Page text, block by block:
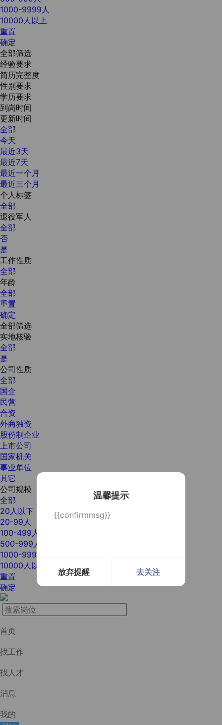
温馨提示
{{confirmmsg}}
放弃提醒 去关注
1000-9999人
10000人以上
重置
确定
全部筛选
经验要求
简历完整度
性别要求
学历要求
到岗时间
更新时间
全部
今天
最近3天
最近7天
最近一个月
最近三个月
个人标签
全部
退役军人
全部
否
是
工作性质
全部
年龄
全部
重置
确定
全部筛选
实地核验
全部
是
公司性质
全部
国企
民营
合资
外商独资
股份制企业
上市公司
国家机关
事业单位
其它
公司规模
全部
20人以下
20-99人
100-499人
500-999人
1000-9999人
10000人以上
重置
确定
首页
找工作
找人才
消息
我的